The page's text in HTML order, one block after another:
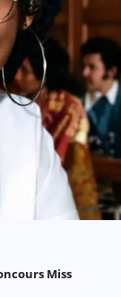
Miss